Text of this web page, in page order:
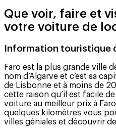
Que voir, faire et
votre voiture de
Information touristique
Faro est la plus grande ville
nom d’Algarve et c’est sa
de Lisbonne et à moins de
cette raison qu’il est facile
voiture au meilleur prix à
quelques kilomètres vous
villes géniales et découvrir